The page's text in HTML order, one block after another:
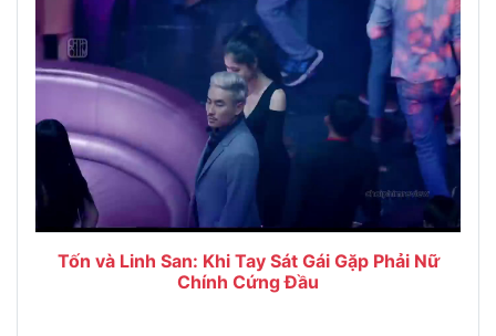
Tốn và Linh San: Khi Tay Sát Gái Gặp Phải Nữ
Chính Cứng Đầu